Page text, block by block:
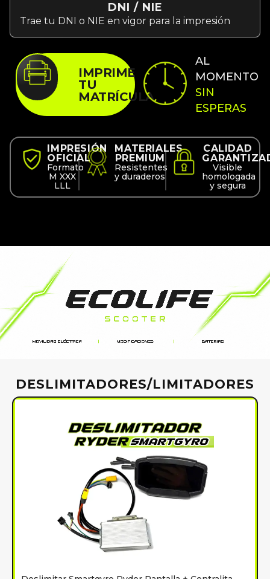
DNI / NIE
Trae tu DNI o NIE en vigor para la impresión
IMPRIME
TU
MATRÍCULA
AL
MOMENTO
SIN
ESPERAS
IMPRESIÓN
OFICIAL
Formato
M XXX
LLL
MATERIALES
PREMIUM
Resistentes
y duraderos
CALIDAD
Visible
homologada
y segura
DESLIMITADORES/LIMITADORES